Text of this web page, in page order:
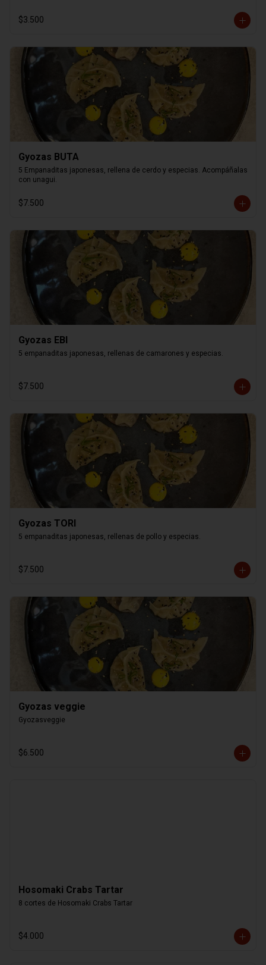
$3.500
Gyozas BUTA
5 Empanaditas japonesas, rellena de cerdo y especias. Acompáñalas
con unagui.
$7.500
Gyozas EBI
5 empanaditas japonesas, rellenas de camarones y especias.
$7.500
Gyozas TORI
5 empanaditas japonesas, rellenas de pollo y especias.
$7.500
Gyozas veggie
Gyozasveggie
$6.500
Hosomaki Crabs Tartar
8 cortes de Hosomaki Crabs Tartar
$4.000